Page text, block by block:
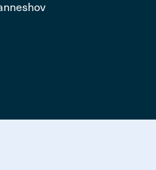
Teckna kollektivavtal
Förtroendevald